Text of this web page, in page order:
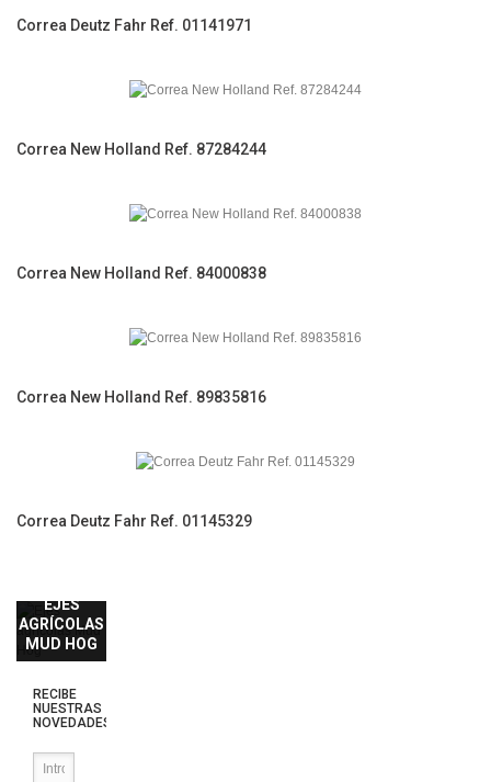
Correa Deutz Fahr Ref. 01141971
Correa New Holland Ref. 87284244
Correa New Holland Ref. 84000838
Correa New Holland Ref. 89835816
Correa Deutz Fahr Ref. 01145329
EJES
AGRÍCOLAS
MUD HOG
RECIBE
NUESTRAS
NOVEDADES